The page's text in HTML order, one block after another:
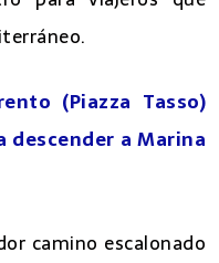
(Piazza Tasso)
descender a Marina
camino escalonado